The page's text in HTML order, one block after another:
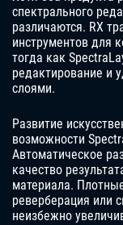
спектрального
различаются. RX
инструментов для
тогда как
редактирование и
слоями.
Развитие
возможности
Автоматическое
качество
материала.
реверберация или
неизбежно